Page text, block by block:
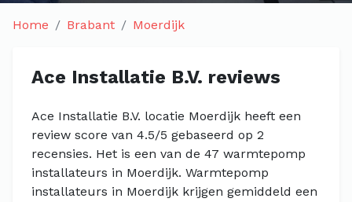
Home Brabant Moerdijk
Ace Installatie B.V. reviews
Ace Installatie B.V. locatie Moerdijk heeft een
review score van 4.5/5 gebaseerd op 2
recensies. Het is een van de 47 warmtepomp
installateurs in Moerdijk. Warmtepomp
installateurs in Moerdijk krijgen gemiddeld een